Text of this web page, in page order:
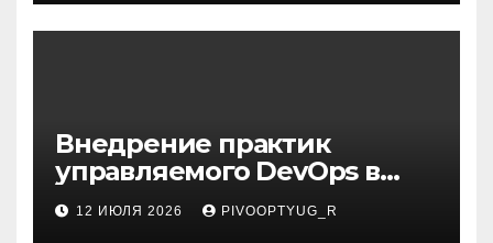
Внедрение практик
управляемого DevOps в
корпоративную ИТ-
инфраструктуру
12 ИЮЛЯ 2026 PIVOOPTYUG_R